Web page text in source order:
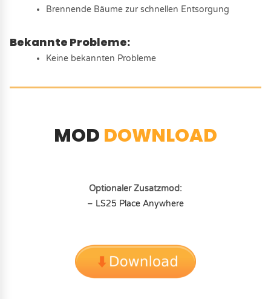
Brennende Bäume zur schnellen Entsorgung
Bekannte Probleme:
Keine bekannten Probleme
MOD DOWNLOAD
Optionaler Zusatzmod:
– LS25 Place Anywhere